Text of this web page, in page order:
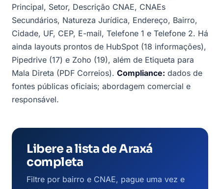
Principal, Setor, Descrição CNAE, CNAEs
Secundários, Natureza Jurídica, Endereço, Bairro,
Cidade, UF, CEP, E-mail, Telefone 1 e Telefone 2. Há
ainda layouts prontos de HubSpot (18 informações),
Pipedrive (17) e Zoho (19), além de Etiqueta para
Mala Direta (PDF Correios). Compliance: dados de
fontes públicas oficiais; abordagem comercial e
responsável.
Libere a lista de Araxá
completa
Filtre por bairro e CNAE, pague uma vez e